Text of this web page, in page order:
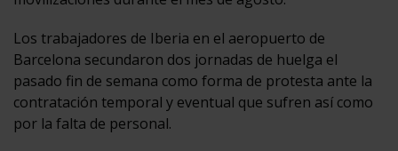
Los trabajadores de Iberia en el aeropuerto de
Barcelona secundaron dos jornadas de huelga el
pasado fin de semana como forma de protesta ante la
contratación temporal y eventual que sufren así como
por la falta de personal.